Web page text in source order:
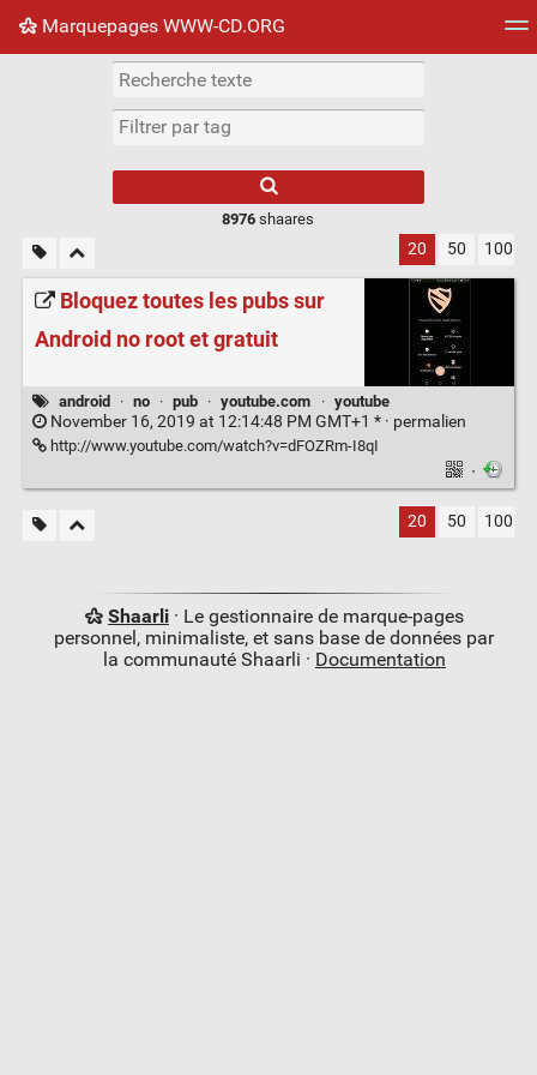
Marquepages WWW-CD.ORG
Nuage de tags Mur d'images
8976 shaares
20 50 100
Bloquez toutes les pubs sur
Android no root et gratuit
android · no · pub · youtube.com · youtube
November 16, 2019 at 12:14:48 PM GMT+1 * · permalien
http://www.youtube.com/watch?v=dFOZRm-I8qI
·
20 50 100
Shaarli· Le gestionnaire de marque-pages
personnel, minimaliste, et sans base de données par
la communauté Shaarli · Documentation